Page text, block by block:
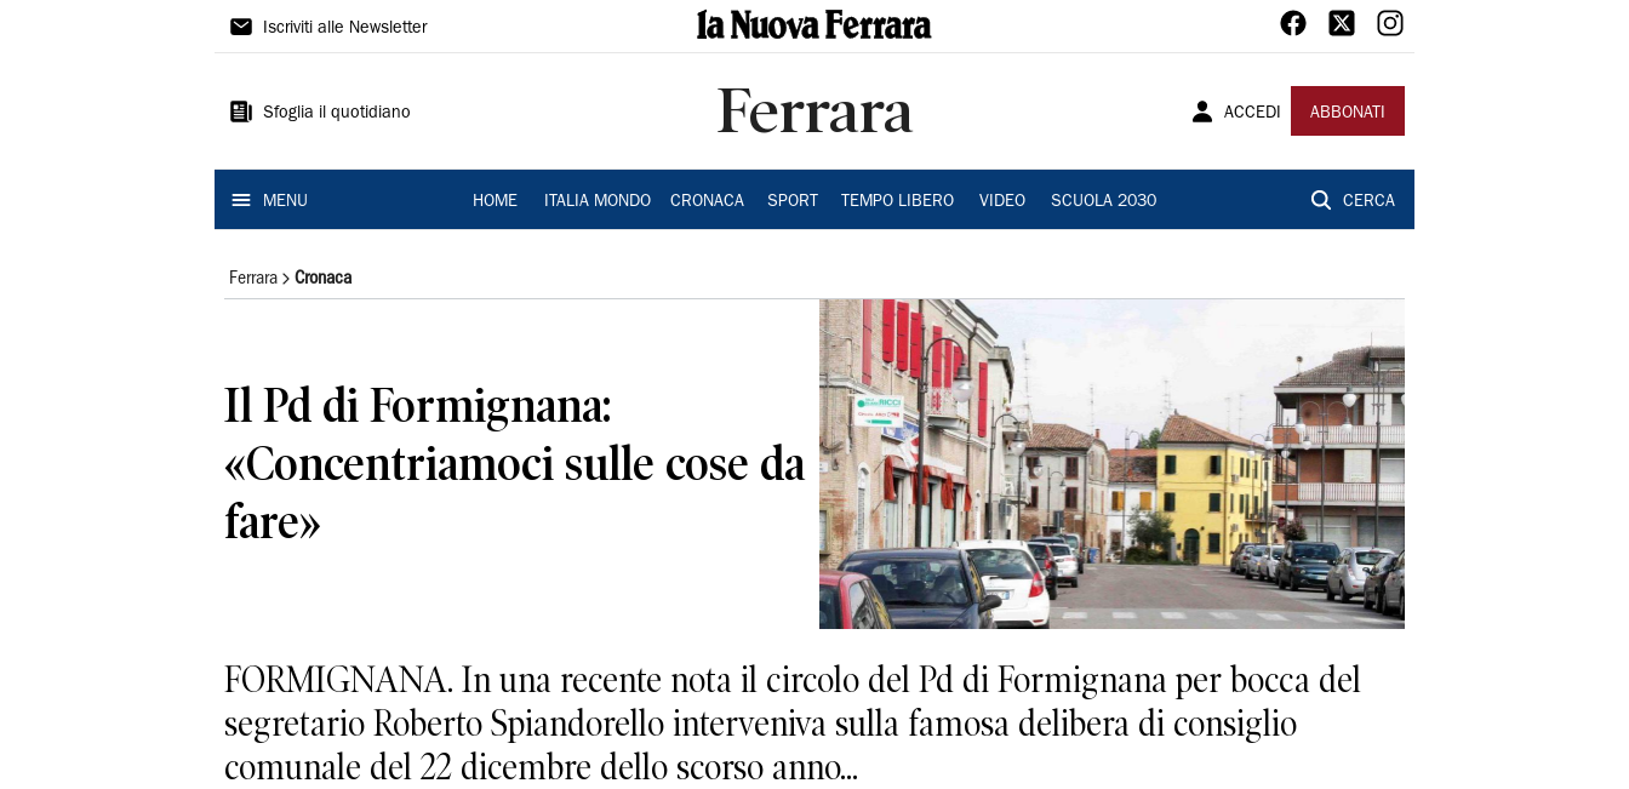
La
Ferrara
Iscriviti alle Newsletter
Sfoglia il quotidiano Ferrara ACCEDI ABBONATI
MENU HOME ITALIA MONDO CRONACA SPORT TEMPO LIBERO VIDEO SCUOLA 2030 CERCA
Ferrara Cronaca
Il Pd di Formignana:
«Concentriamoci sulle cose da
fare»
FORMIGNANA. In una recente nota il circolo del Pd di Formignana per bocca del
segretario Roberto Spiandorello interveniva sulla famosa delibera di consiglio
comunale del 22 dicembre dello scorso anno...